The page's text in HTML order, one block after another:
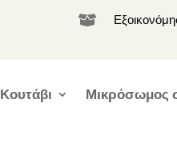

Κουτάβι Μικρόσωμος